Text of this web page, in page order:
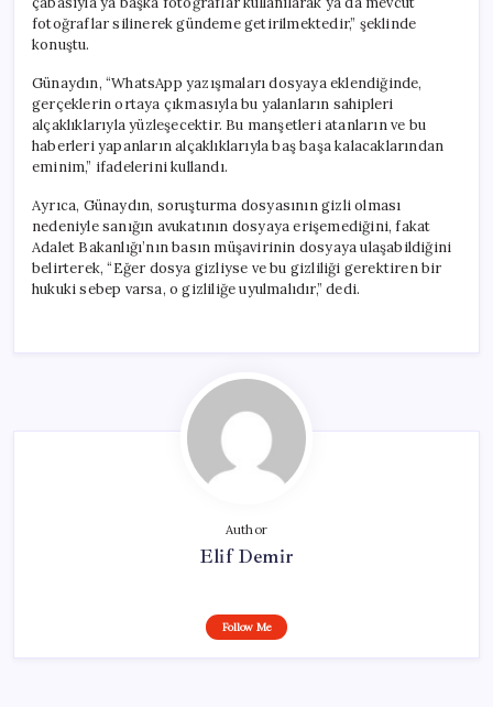
fotoğraflar silinerek gündeme getirilmektedir,” şeklinde
konuştu.
Günaydın, “WhatsApp yazışmaları dosyaya eklendiğinde,
gerçeklerin ortaya çıkmasıyla bu yalanların sahipleri
alçaklıklarıyla yüzleşecektir. Bu manşetleri atanların ve bu
haberleri yapanların alçaklıklarıyla baş başa kalacaklarından
eminim,” ifadelerini kullandı.
Ayrıca, Günaydın, soruşturma dosyasının gizli olması
nedeniyle sanığın avukatının dosyaya erişemediğini, fakat
Adalet Bakanlığı’nın basın müşavirinin dosyaya ulaşabildiğini
belirterek, “Eğer dosya gizliyse ve bu gizliliği gerektiren bir
hukuki sebep varsa, o gizliliğe uyulmalıdır,” dedi.
Author
Elif Demir
Follow Me